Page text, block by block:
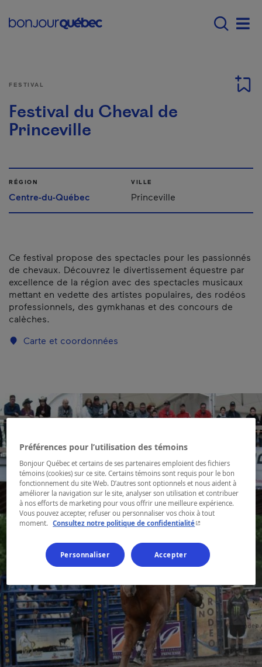
Main navigation -
FESTIVAL
Festival du Cheval de
Princeville
RÉGION
Centre-du-Québec
VILLE
Princeville
Ce festival propose des spectacles pour les passionnés
de chevaux. Découvrez le divertissement équestre par
excellence de la région avec des spectacles musicaux
mettant en vedette des artistes populaires, des rodéos
professionnels, des gymkhanas et des concours de
calèches.
Carte et coordonnées
Préférences pour l’utilisation des témoins
Bonjour Québec et certains de ses partenaires emploient des fichiers
témoins (cookies) sur ce site. Certains témoins sont requis pour le bon
fonctionnement du site Web. D’autres sont optionnels et nous aident à
améliorer la navigation sur le site, analyser son utilisation et contribuer
à nos efforts de marketing pour vous offrir une meilleure expérience.
Vous pouvez accepter, refuser ou personnaliser vos choix à tout
moment. Consultez notre politique de confidentialité- Cet hyperlien
Personnaliser Accepter